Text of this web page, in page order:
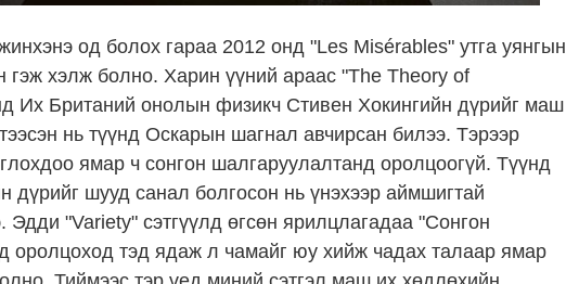
од болох гараа 2012 онд "Les Misérables" утга уянгын
гэж хэлж болно. Харин үүний араас "The Theory of
Их Британий онолын физикч Стивен Хокингийн дүрийг маш
нь түүнд Оскарын шагнал авчирсан билээ. Тэрээр
ямар ч сонгон шалгаруулалтанд оролцоогүй. Түүнд
дүрийг шууд санал болгосон нь үнэхээр аймшигтай
Эдди "Variety" сэтгүүлд өгсөн ярилцлагадаа "Сонгон
оролцоход тэд ядаж л чамайг юу хийж чадах талаар ямар